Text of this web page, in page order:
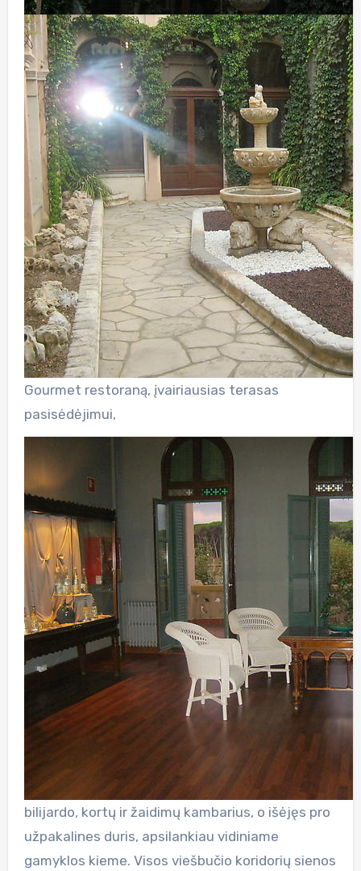
Gourmet restoraną, įvairiausias terasas
pasisėdėjimui,
bilijardo, kortų ir žaidimų kambarius, o išėjęs pro
užpakalines duris, apsilankiau vidiniame
gamyklos kieme. Visos viešbučio koridorių sienos